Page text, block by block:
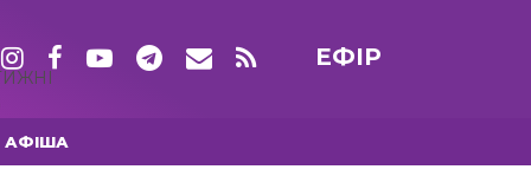
ЕФІР
АФІША